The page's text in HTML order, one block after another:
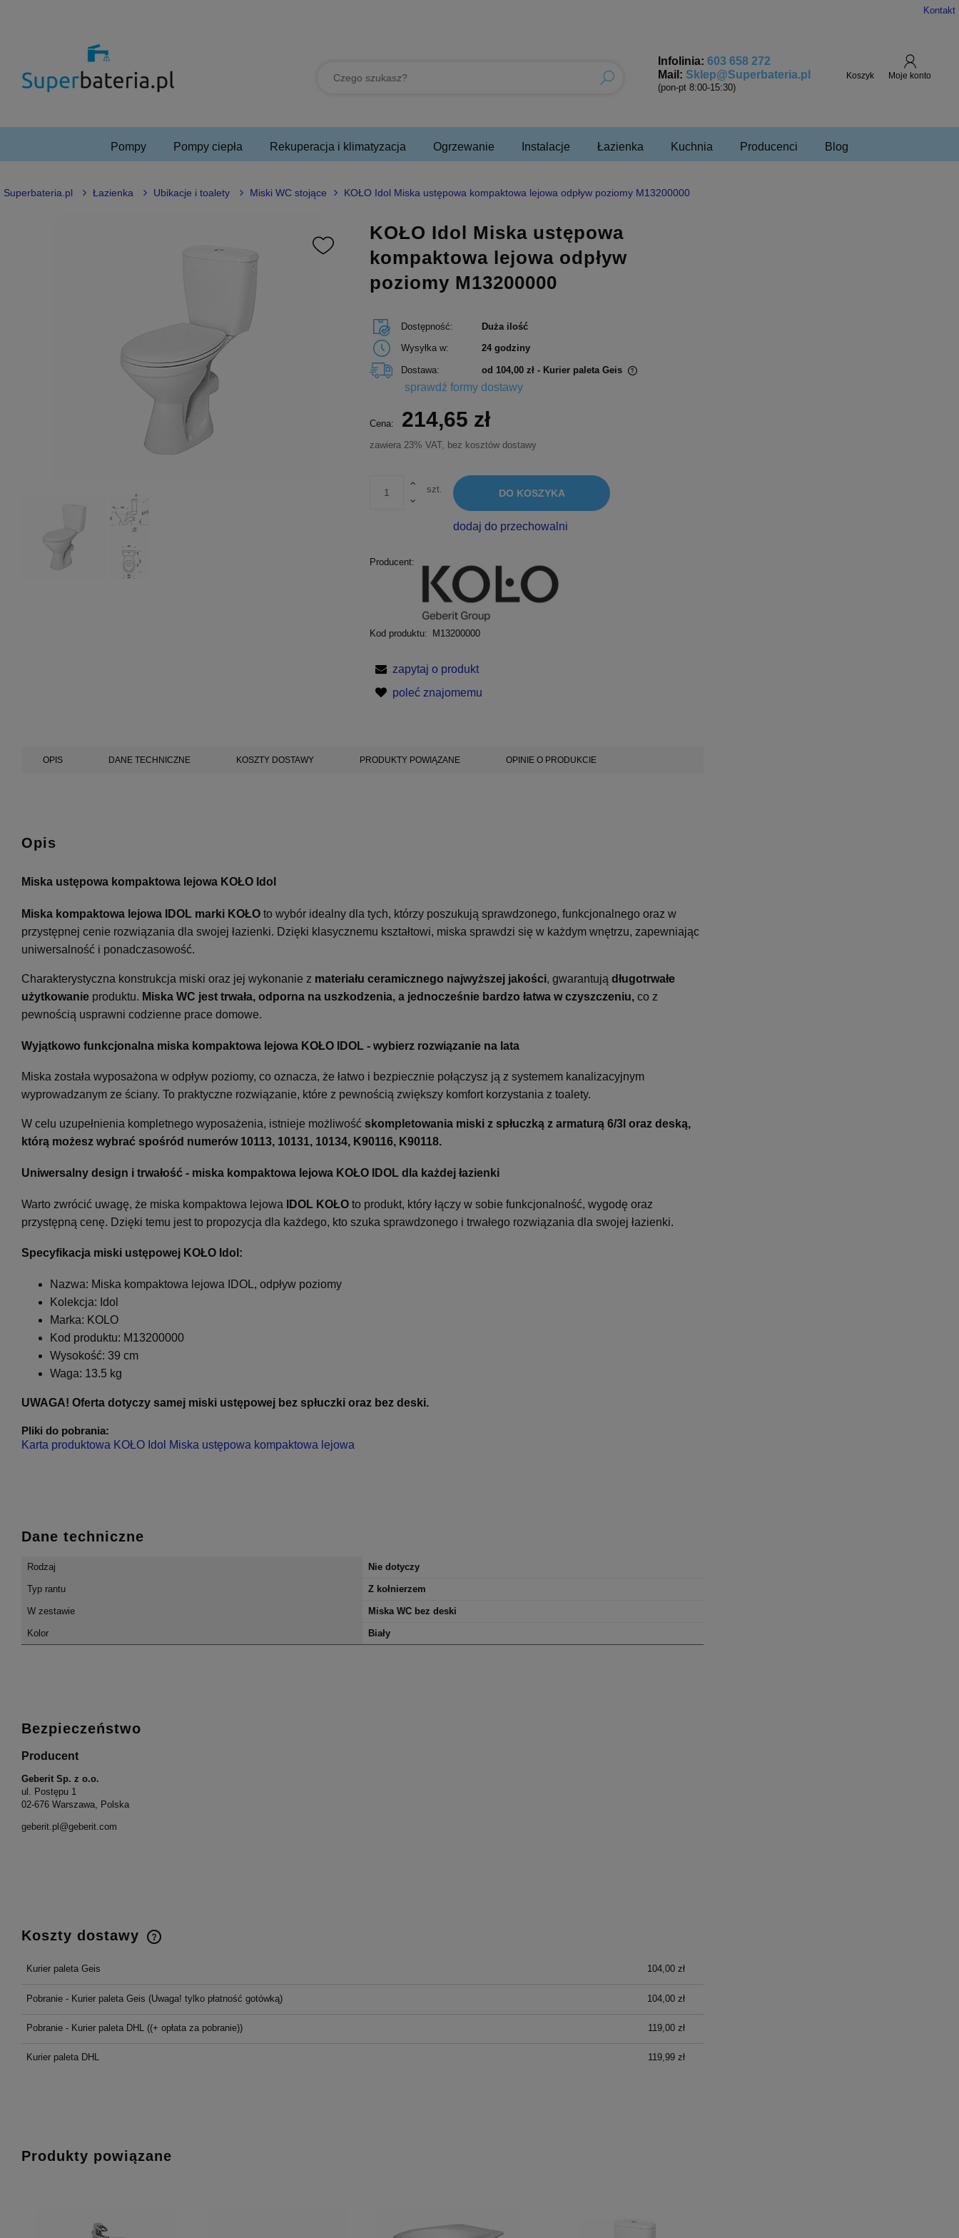
Kontakt
Infolinia: 603 658 272
Mail: Sklep@Superbateria.pl
(pon-pt 8:00-15:30)
Pompy Pompy ciepła Rekuperacja i klimatyzacja Ogrzewanie Instalacje Łazienka Kuchnia Producenci Blog
Superbateria.pl Łazienka Ubikacje i toalety Miski WC stojące KOŁO Idol Miska ustępowa kompaktowa lejowa odpływ poziomy M13200000
KOŁO Idol Miska ustępowa
kompaktowa lejowa odpływ
poziomy M13200000
Dostępność:
Duża ilość
Wysyłka w:
24 godziny
Dostawa: od 104,00 zł - Kurier paleta Geis
płatności
sprawdź formy dostawy
Cena: 214,65 zł
zawiera 23% VAT, bez kosztów dostawy
szt. DO KOSZYKA
dodaj do przechowalni
Producent:
Kod produktu: M13200000
zapytaj o produkt
poleć znajomemu
OPIS DANE TECHNICZNE KOSZTY DOSTAWY PRODUKTY POWIĄZANE OPINIE O PRODUKCIE
Opis
Miska ustępowa kompaktowa lejowa KOŁO Idol
Miska kompaktowa lejowa IDOL marki KOŁO to wybór idealny dla tych, którzy poszukują sprawdzonego, funkcjonalnego oraz w
przystępnej cenie rozwiązania dla swojej łazienki. Dzięki klasycznemu kształtowi, miska sprawdzi się w każdym wnętrzu, zapewniając
uniwersalność i ponadczasowość.
Charakterystyczna konstrukcja miski oraz jej wykonanie z materiału ceramicznego najwyższej jakości, gwarantują długotrwałe
użytkowanie produktu. Miska WC jest trwała, odporna na uszkodzenia, a jednocześnie bardzo łatwa w czyszczeniu, co z
pewnością usprawni codzienne prace domowe.
Wyjątkowo funkcjonalna miska kompaktowa lejowa KOŁO IDOL - wybierz rozwiązanie na lata
Miska została wyposażona w odpływ poziomy, co oznacza, że łatwo i bezpiecznie połączysz ją z systemem kanalizacyjnym
wyprowadzanym ze ściany. To praktyczne rozwiązanie, które z pewnością zwiększy komfort korzystania z toalety.
W celu uzupełnienia kompletnego wyposażenia, istnieje możliwość skompletowania miski z spłuczką z armaturą 6/3l oraz deską,
którą możesz wybrać spośród numerów 10113, 10131, 10134, K90116, K90118.
Uniwersalny design i trwałość - miska kompaktowa lejowa KOŁO IDOL dla każdej łazienki
Warto zwrócić uwagę, że miska kompaktowa lejowa IDOL KOŁO to produkt, który łączy w sobie funkcjonalność, wygodę oraz
przystępną cenę. Dzięki temu jest to propozycja dla każdego, kto szuka sprawdzonego i trwałego rozwiązania dla swojej łazienki.
Specyfikacja miski ustępowej KOŁO Idol:
Nazwa: Miska kompaktowa lejowa IDOL, odpływ poziomy
Kolekcja: Idol
Marka: KOLO
Kod produktu: M13200000
Wysokość: 39 cm
Waga: 13.5 kg
UWAGA! Oferta dotyczy samej miski ustępowej bez spłuczki oraz bez deski.
Pliki do pobrania:
Karta produktowa KOŁO Idol Miska ustępowa kompaktowa lejowa
Dane techniczne
Rodzaj Nie dotyczy
Typ rantu Z kołnierzem
W zestawie Miska WC bez deski
Kolor Biały
Bezpieczeństwo
Producent
Geberit Sp. z o.o.
ul. Postępu 1
02-676 Warszawa, Polska
geberit.pl@geberit.com
Koszty dostawy
Kurier paleta Geis 104,00 zł
Pobranie - Kurier paleta Geis (Uwaga! tylko płatność gotówką) 104,00 zł
Pobranie - Kurier paleta DHL((+ opłata za pobranie)) 119,00 zł
Kurier paleta DHL 119,99 zł
Produkty powiązane